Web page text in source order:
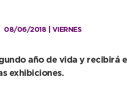
08/06/2018 | VIERNES
año de vida y recibirá
exhibiciones.